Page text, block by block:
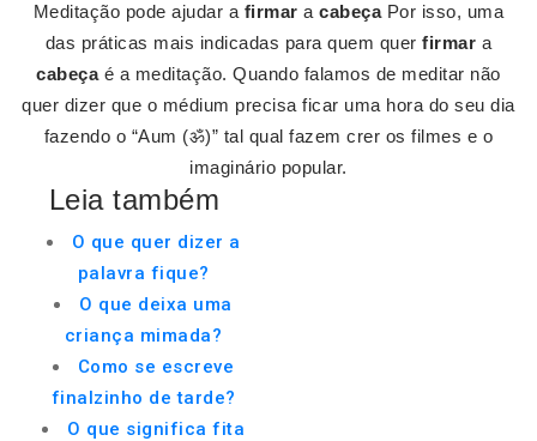
Meditação pode ajudar a firmar acabeçaPor isso, uma
das práticas mais indicadas para quem querfirmar a
cabeçaé a meditação. Quando falamos de meditar não
quer dizer que o médium precisa ficar uma hora do seu dia
fazendo o “Aum (ॐ)” tal qual fazem crer os filmes e o
imaginário popular.
Leia também
O que quer dizer a
palavra fique?
O que deixa uma
criança mimada?
Como se escreve
finalzinho de tarde?
O que significa fita